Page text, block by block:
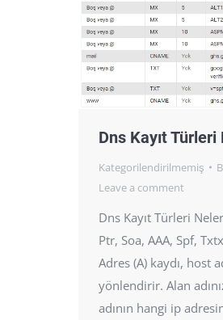
Dns Kayıt
Kategorilendirilmemiş
Leave a comment
Dns Kayıt Türleri
Ptr, Soa, AAA, Spf,
Adres (A) kaydı, host
yönlendirir. Alan
adının hangi ip